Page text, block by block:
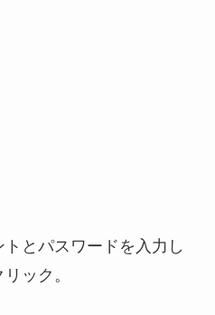
とパスワードを入力し
ック。